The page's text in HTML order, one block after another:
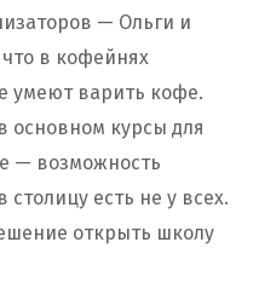
— Ольги и
в кофейнях
умеют варить кофе.
основном курсы для
— возможность
есть не у всех.
открыть школу